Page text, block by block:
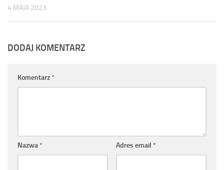
4 MAJA 2023
DODAJ KOMENTARZ
Komentarz*
Nazwa* Adres email *